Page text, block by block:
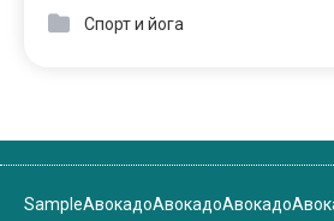
Спорт и йога
SampleАвокадоАвокадоАвокадо